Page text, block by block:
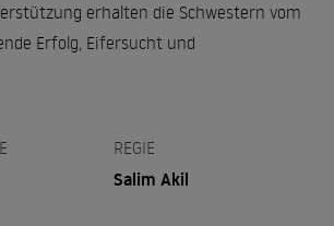
erhalten die Schwestern vom
Erfolg, Eifersucht und
REGIE
Salim Akil